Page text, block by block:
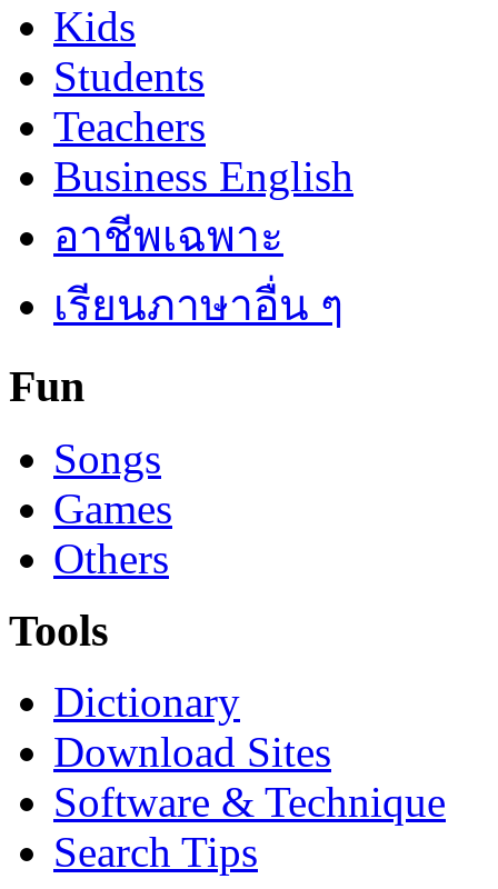
Kids
Students
Teachers
Business English
อาชีพเฉพาะ
เรียนภาษาอื่น ๆ
Fun
Songs
Games
Others
Tools
Dictionary
Download Sites
Software & Technique
Search Tips